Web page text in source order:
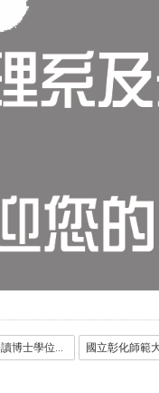
光電所逕修讀博士學位作業規定_1031113.pdf